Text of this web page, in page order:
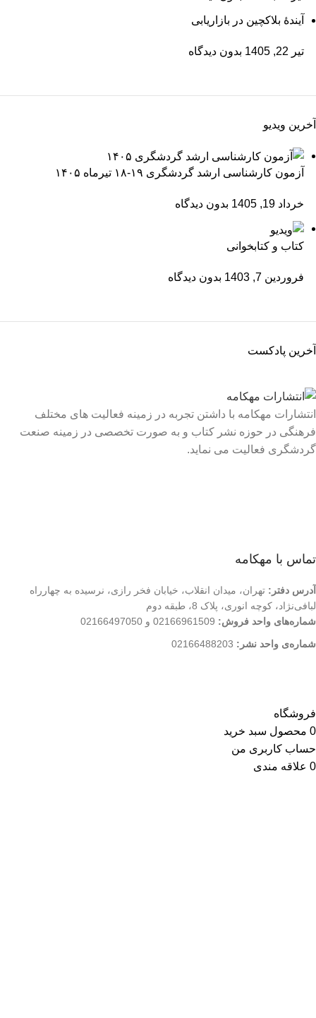
آیندۀ بلاکچین در بازاریابی
تیر 22, 1405 بدون دیدگاه
آخرین ویدیو
آزمون کارشناسی ارشد گردشگری ۱۹-۱۸ تیرماه ۱۴۰۵
خرداد 19, 1405 بدون دیدگاه
کتاب و کتابخوانی
فروردین 7, 1403 بدون دیدگاه
آخرین پادکست
انتشارات مهکامه با داشتن تجربه در زمینه فعالیت های مختلف
فرهنگی در حوزه نشر کتاب و به صورت تخصصی در زمینه صنعت
گردشگری فعالیت می نماید.
تماس با مهکامه
آدرس دفتر: تهران، میدان انقلاب، خیابان فخر رازی، نرسیده به چهارراه
لبافی‌نژاد، کوچه انوری، پلاک 8، طبقه دوم
شماره‌های واحد فروش: 02166961509 و 02166497050
شماره‌‌ی واحد نشر:
فروشگاه
0 محصول سبد خرید
حساب کاربری من
0 علاقه مندی